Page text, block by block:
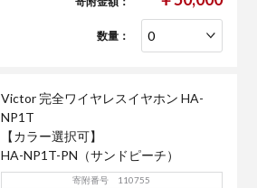
数量：
Victor 完全ワイヤレスイヤホン HA-
NP1T
【カラー選択可】
HA-NP1T-PN（サンドピーチ）
寄附番号 110755